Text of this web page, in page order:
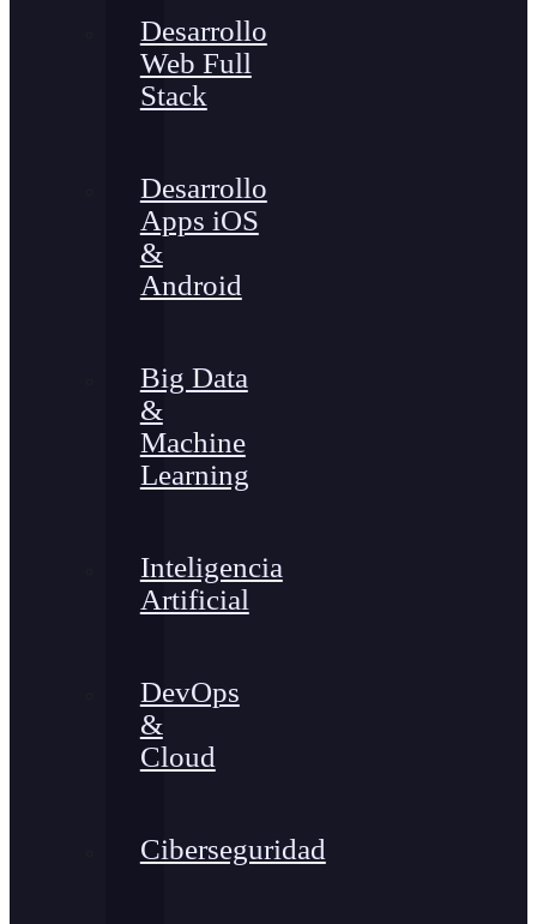
Desarrollo
Web Full
Stack
Desarrollo
Apps iOS
&
Android
Big Data
&
Machine
Learning
Inteligencia
Artificial
DevOps
&
Cloud
Ciberseguridad